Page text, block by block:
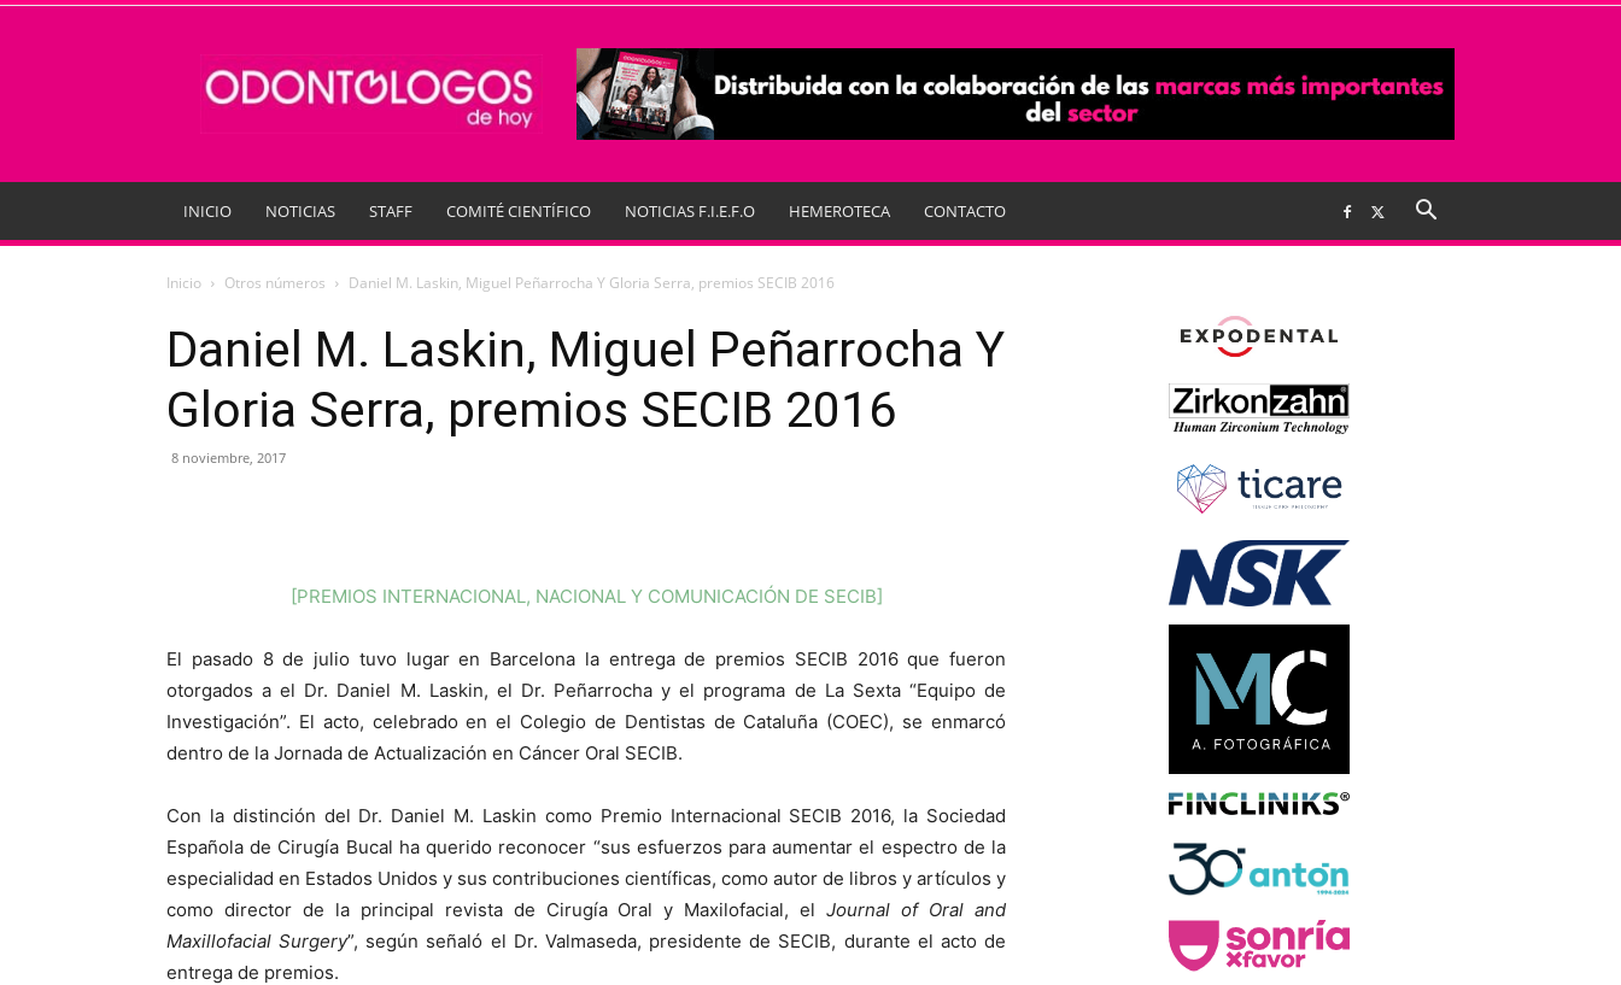
de
Hoy
INICIO NOTICIAS STAFF COMITÉ CIENTÍFICO NOTICIAS F.I.E.F.O HEMEROTECA CONTACTO
Inicio Otros números Daniel M. Laskin, Miguel Peñarrocha Y Gloria Serra, premios SECIB 2016
Daniel M. Laskin, Miguel Peñarrocha Y
Gloria Serra, premios SECIB 2016
8 noviembre, 2017
[PREMIOS INTERNACIONAL, NACIONAL Y COMUNICACIÓN DE SECIB]
El pasado 8 de julio tuvo lugar en Barcelona la entrega de premios SECIB 2016 que fueron
otorgados a el Dr. Daniel M. Laskin, el Dr. Peñarrocha y el programa de La Sexta “Equipo de
Investigación”. El acto, celebrado en el Colegio de Dentistas de Cataluña (COEC), se enmarcó
dentro de la Jornada de Actualización en Cáncer Oral SECIB.
Con la distinción del Dr. Daniel M. Laskin como Premio Internacional SECIB 2016, la Sociedad
Española de Cirugía Bucal ha querido reconocer “sus esfuerzos para aumentar el espectro de la
especialidad en Estados Unidos y sus contribuciones científicas, como autor de libros y artículos y
como director de la principal revista de Cirugía Oral y Maxilofacial, elJournal of Oral and
Maxillofacial Surgery”, según señaló el Dr. Valmaseda, presidente de SECIB, durante el acto de
entrega de premios.